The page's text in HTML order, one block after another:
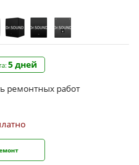
5 дней
ремонтных работ